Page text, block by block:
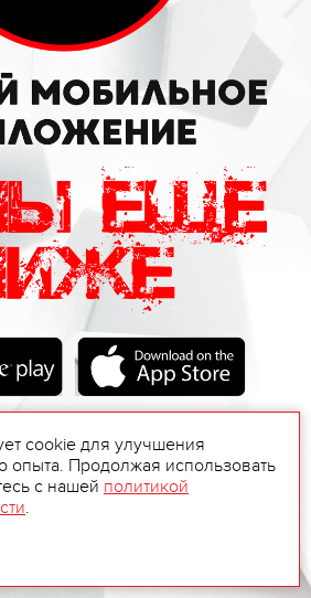
cookie для улучшения
опыта. Продолжая использовать
с нашей политикой
.